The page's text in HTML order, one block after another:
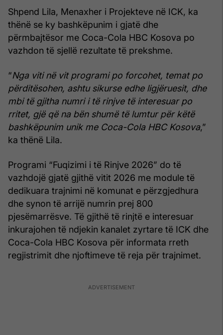
Shpend Lila, Menaxher i Projekteve në ICK, ka
thënë se ky bashkëpunim i gjatë dhe
përmbajtësor me Coca-Cola HBC Kosova po
vazhdon të sjellë rezultate të prekshme.
“Nga viti në vit programi po forcohet, temat po
përditësohen, ashtu sikurse edhe ligjëruesit, dhe
mbi të gjitha numri i të rinjve të interesuar po
rritet, gjë që na bën shumë të lumturpër këtë
bashkëpunim unik me Coca-Cola HBC Kosova,”
ka thënë Lila.
Programi “Fuqizimi i të Rinjve 2026” do të
vazhdojë gjatë gjithë vitit 2026 me module të
dedikuara trajnimi në komunat e përzgjedhura
dhe synon të arrijë numrin prej 800
pjesëmarrësve. Të gjithë të rinjtë e interesuar
inkurajohen të ndjekin kanalet zyrtare të ICK dhe
Coca-Cola HBC Kosova për informata rreth
regjistrimit dhe njoftimeve të reja për trajnimet.